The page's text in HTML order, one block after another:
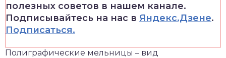
полезных советов в нашем канале.
Подписывайтесь на нас в Яндекс.Дзене.
Подписаться.
Полиграфические мельницы – вид